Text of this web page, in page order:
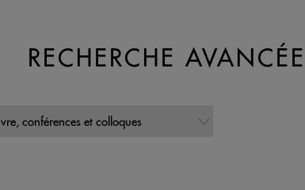
RECHERCHE AVANCÉE